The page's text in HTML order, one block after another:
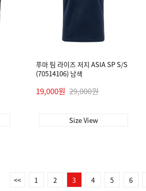
푸마 팀 라이즈 저지 ASIA SP S/S
(70514106) 남색
19,000원 29,000원
Size View
<< 1 2 3 4 5 6